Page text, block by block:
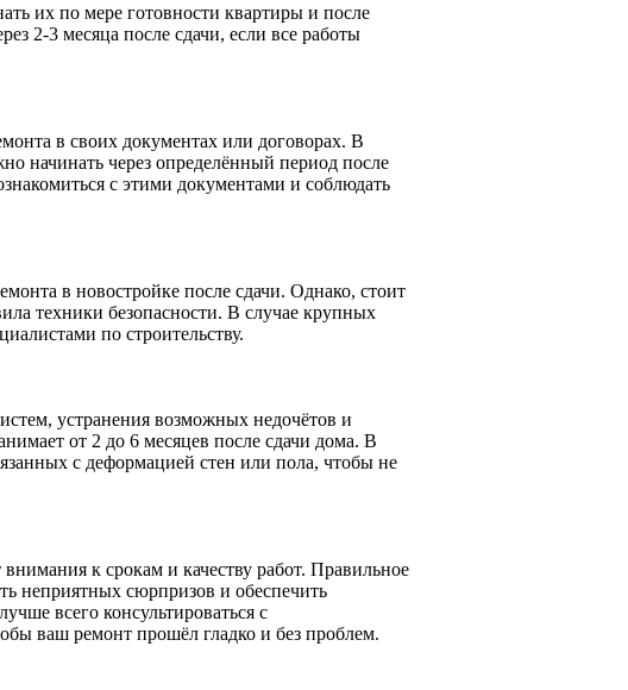
их по мере готовности квартиры и после
2-3 месяца после сдачи, если все работы
в своих документах или договорах. В
начинать через определённый период после
с этими документами и соблюдать
в новостройке после сдачи. Однако, стоит
техники безопасности. В случае крупных
по строительству.
устранения возможных недочётов и
от 2 до 6 месяцев после сдачи дома. В
с деформацией стен или пола, чтобы не
к срокам и качеству работ. Правильное
неприятных сюрпризов и обеспечить
всего консультироваться с
ваш ремонт прошёл гладко и без проблем.